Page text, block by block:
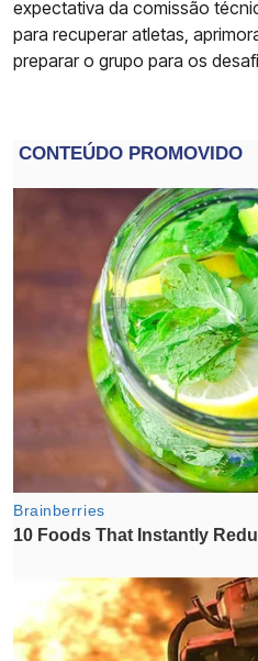
expectativa da comissão
para recuperar atletas,
preparar o grupo para os